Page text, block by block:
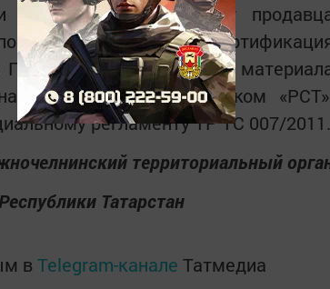
покрытия, попросите у
для взрослых,
зависит от вида и
стоять печать со знаком
регламенту ТР ТС 007/2011.
территориальный
Татарстан
в Telegram-канале Татмедиа